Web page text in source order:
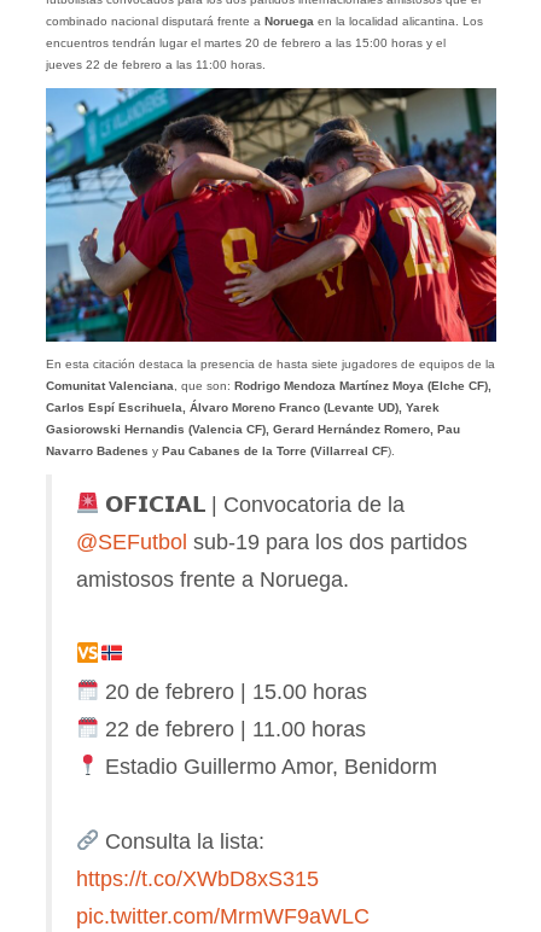
combinado nacional disputará frente a Noruega en la localidad alicantina. Los
encuentros tendrán lugar el martes 20 de febrero a las 15:00 horas y el
jueves 22 de febrero a las 11:00 horas.
En esta citación destaca la presencia de hasta siete jugadores de equipos de la
Comunitat Valenciana , que son: Rodrigo Mendoza Martínez Moya (Elche CF),
Carlos Espí Escrihuela, Álvaro Moreno Franco (Levante UD), Yarek
Gasiorowski Hernandis (Valencia CF), Gerard Hernández Romero, Pau
Navarro Badenes yPau Cabanes de la Torre (Villarreal CF).
𝗢𝗙𝗜𝗖𝗜𝗔𝗟 | Convocatoria de la
@SEFutbol sub-19 para los dos partidos
amistosos frente a Noruega.
20 de febrero | 15.00 horas
22 de febrero | 11.00 horas
Estadio Guillermo Amor, Benidorm
Consulta la lista:
https://t.co/XWbD8xS315
pic.twitter.com/MrmWF9aWLC